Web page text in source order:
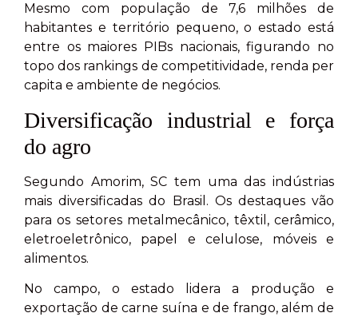
Mesmo com população de 7,6 milhões de
habitantes e território pequeno, o estado está
entre os maiores PIBs nacionais, figurando no
topo dos rankings de competitividade, renda per
capita e ambiente de negócios.
Diversificação industrial e força
do agro
Segundo Amorim, SC tem uma das indústrias
mais diversificadas do Brasil. Os destaques vão
para os setores metalmecânico, têxtil, cerâmico,
eletroeletrônico, papel e celulose, móveis e
alimentos.
No campo, o estado lidera a produção e
exportação de carne suína e de frango, além de